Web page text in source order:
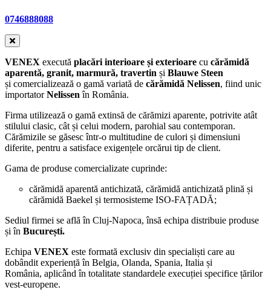
0746888088
VENEX execută placări interioare și exterioare cu cărămidă
aparentă, granit, marmură, travertin și Blauwe Steen
și comercializează o gamă variată de cărămidă Nelissen, fiind unic
importatorNelissen în România.
Firma utilizează o gamă extinsă de cărămizi aparente, potrivite atât
stilului clasic, cât și celui modern, parohial sau contemporan.
Cărămizile se găsesc într-o multitudine de culori și dimensiuni
diferite, pentru a satisface exigențele orcărui tip de client.
Gama de produse comercializate cuprinde:
cărămidă aparentă antichizată, cărămidă antichizată plină și
cărămidă Baekel și termosisteme ISO-FAȚADĂ;
Sediul firmei se află în Cluj-Napoca, însă echipa distribuie produse
și în București.
Echipa VENEX este formată exclusiv din specialiști care au
dobândit experiență în Belgia, Olanda, Spania, Italia și
România, aplicând în totalitate standardele execuției specifice țărilor
vest-europene.